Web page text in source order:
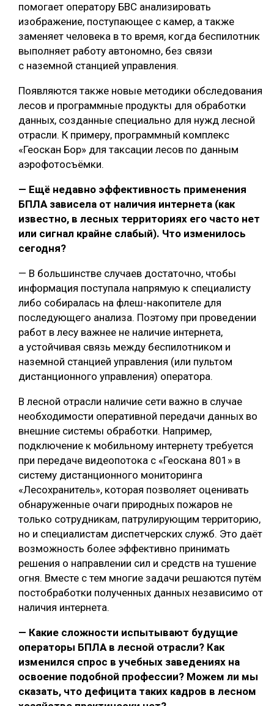
помогает оператору БВС анализировать
изображение, поступающее с камер, а также
заменяет человека в то время, когда беспилотник
выполняет работу автономно, без связи
с наземной станцией управления.
Появляются также новые методики обследования
лесов и программные продукты для обработки
данных, созданные специально для нужд лесной
отрасли. К примеру, программный комплекс
«Геоскан Бор» для таксации лесов по данным
аэрофотосъёмки.
— Ещё недавно эффективность применения
БПЛА зависела от наличия интернета (как
известно, в лесных территориях его часто нет
или сигнал крайне слабый). Что изменилось
сегодня?
— В большинстве случаев достаточно, чтобы
информация поступала напрямую к специалисту
либо собиралась на флеш-накопителе для
последующего анализа. Поэтому при проведении
работ в лесу важнее не наличие интернета,
а устойчивая связь между беспилотником и
наземной станцией управления (или пультом
дистанционного управления) оператора.
В лесной отрасли наличие сети важно в случае
необходимости оперативной передачи данных во
внешние системы обработки. Например,
подключение к мобильному интернету требуется
при передаче видеопотока с «Геоскана 801» в
систему дистанционного мониторинга
«Лесохранитель», которая позволяет оценивать
обнаруженные очаги природных пожаров не
только сотрудникам, патрулирующим территорию,
но и специалистам диспетчерских служб. Это даёт
возможность более эффективно принимать
решения о направлении сил и средств на тушение
огня. Вместе с тем многие задачи решаются путём
постобработки полученных данных независимо от
наличия интернета.
— Какие сложности испытывают будущие
операторы БПЛА в лесной отрасли? Как
изменился спрос в учебных заведениях на
освоение подобной профессии? Можем ли мы
сказать, что дефицита таких кадров в лесном